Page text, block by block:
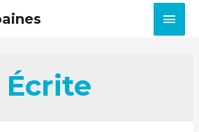
Écrite